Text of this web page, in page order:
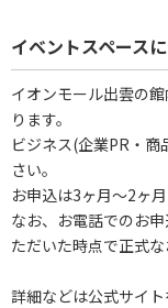
イベントスペース
イオンモール出雲の
ります。
ビジネス(企業PR・
さい。
お申込は3ヶ⽉～2ヶ月
なお、お電話でのお
ただいた時点で正式
詳細などは公式サイト